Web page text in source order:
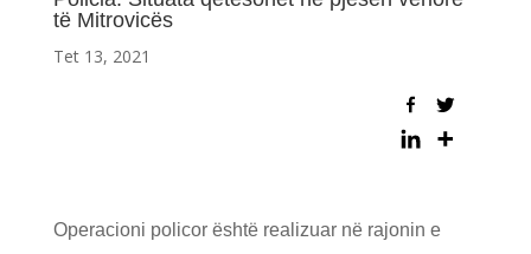
të Mitrovicës
Tet 13, 2021
Operacioni policor është realizuar në rajonin e